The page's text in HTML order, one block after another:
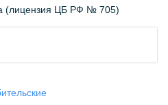
(лицензия ЦБ РФ № 705)